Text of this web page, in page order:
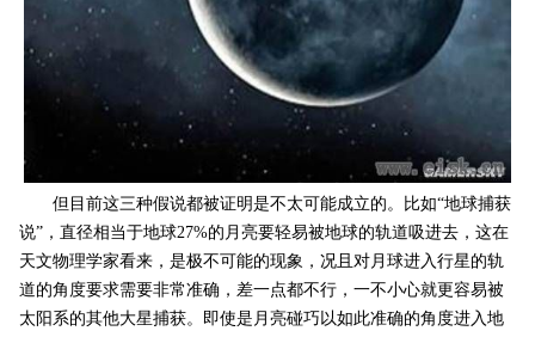
但目前这三种假说都被证明是不太可能成立的。比如“地球捕获
说”，直径相当于地球27%的月亮要轻易被地球的轨道吸进去，这在
天文物理学家看来，是极不可能的现象，况且对月球进入行星的轨
道的角度要求需要非常准确，差一点都不行，一不小心就更容易被
太阳系的其他大星捕获。即使是月亮碰巧以如此准确的角度进入地